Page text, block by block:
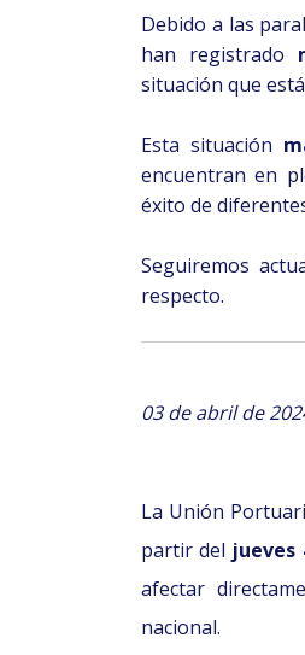
Debido a las
han registrado
situación que
Esta situación
encuentran en
éxito de
Seguiremos
respecto.
03 de abril de
La Unión
partir del jueves
afectar
nacional.